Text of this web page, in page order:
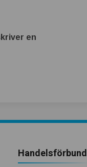
en
Handelsförbund